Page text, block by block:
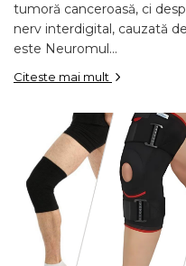
tumoră canceroasă, ci
nerv interdigital, cauzată
este Neuromul...
Citeste mai mult